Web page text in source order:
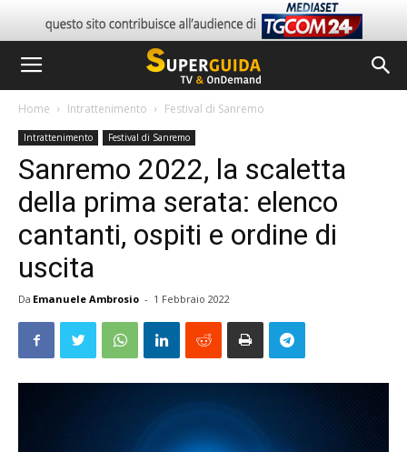
Home Intrattenimento Festival di Sanremo
Intrattenimento Festival di Sanremo
Sanremo 2022, la scaletta
della prima serata: elenco
cantanti, ospiti e ordine di
uscita
Da Emanuele Ambrosio - 1 Febbraio 2022